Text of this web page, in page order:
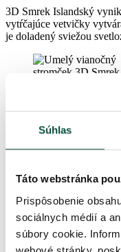
Súhlas
Táto webstránka
Prispôsobenie
sociálnych médií a
súbory cookie.
3D Smrek Islandský
vytŕčajúce vetvičky
je doladený sviežou
5.Umelý
Strieborný
a vďaka svojmu
akoby bol živý.